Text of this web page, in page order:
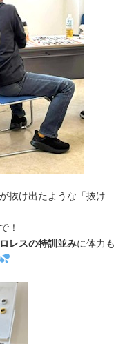
抜け出たような「抜け
で！
レスの特訓並みに体力も